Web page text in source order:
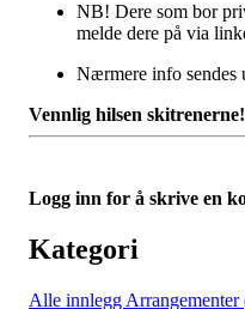
NB! Dere som bor
melde dere på via
Nærmere info sendes
Vennlig hilsen skitrenerne!
Logg inn for å skrive en
Kategori
Alle innlegg Arrangementer